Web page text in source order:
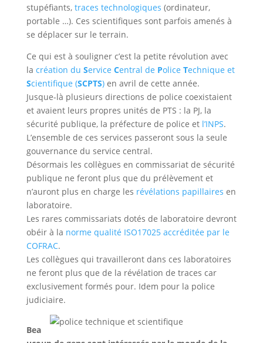
stupéfiants, traces technologiques (ordinateur,
portable …). Ces scientifiques sont parfois amenés à
se déplacer sur le terrain.
Ce qui est à souligner c’est la petite révolution avec
la création du Service Central de Police Technique et
Scientifique (SCPTS)en avril de cette année.
Jusque-là plusieurs directions de police coexistaient
et avaient leurs propres unités de PTS : la PJ, la
sécurité publique, la préfecture de police et l’INPS.
L’ensemble de ces services passeront sous la seule
gouvernance du service central.
Désormais les collègues en commissariat de sécurité
publique ne feront plus que du prélèvement et
n’auront plus en charge les révélations papillaires en
laboratoire.
Les rares commissariats dotés de laboratoire devront
obéir à la norme qualité ISO17025 accréditée par le
COFRAC.
Les collègues qui travailleront dans ces laboratoires
ne feront plus que de la révélation de traces car
exclusivement formés pour. Idem pour la police
judiciaire.
Bea